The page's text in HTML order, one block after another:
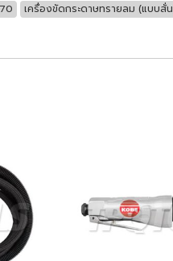
เครื่องขัดกระดาษทรายลม (แบบสั่